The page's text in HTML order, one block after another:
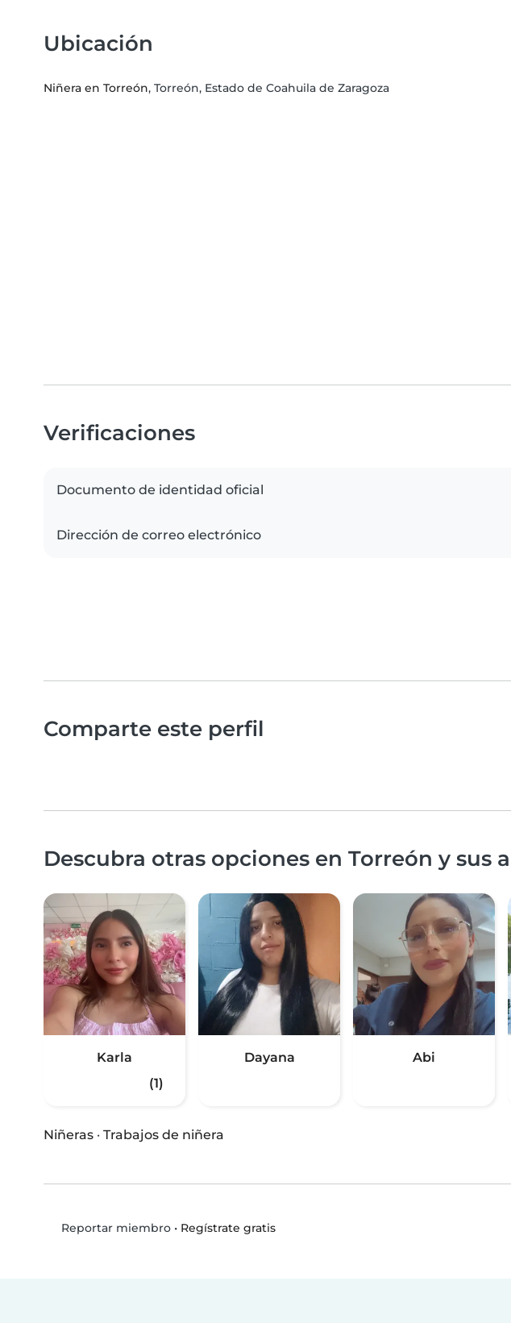
Ubicación
Niñera en Torreón, Torreón, Estado de Coahuila de Zaragoza
Verificaciones
Documento de identidad oficial
Dirección de correo electrónico
Comparte este perfil
Descubra otras opciones en Torreón y sus
Karla
(1)
Dayana Abi
Niñeras · Trabajos de niñera
Reportar miembro• Regístrate gratis